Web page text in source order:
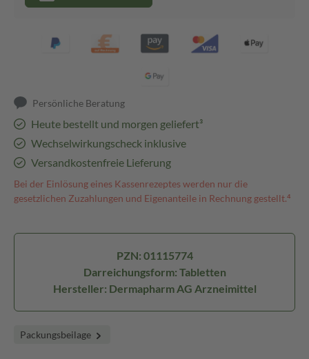
Persönliche Beratung
Heute bestellt und morgen geliefert³
Wechselwirkungscheck inklusive
Versandkostenfreie Lieferung
Bei der Einlösung eines Kassenrezeptes werden nur die
gesetzlichen Zuzahlungen und Eigenanteile in Rechnung gestellt.⁴
PZN: 01115774
Darreichungsform: Tabletten
Hersteller: Dermapharm AG Arzneimittel
Packungsbeilage